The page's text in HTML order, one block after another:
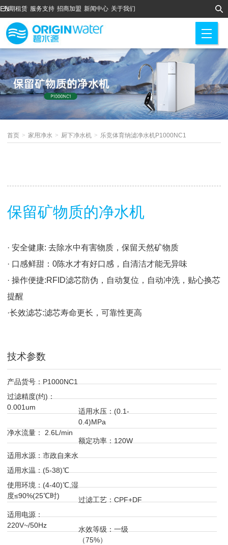
EN
分期租赁 服务支持 招商加盟 新闻中心 关于我们
首页 > 家用净水 > 厨下净水机 > 乐竞体育纳滤净水机P1000NC1
保留矿物质的净水机
· 安全健康: 去除水中有害物质，保留天然矿物质
· 口感鲜甜：0陈水才有好口感，自清洁才能无异味
· 操作便捷:RFID滤芯防伪，自动复位，自动冲洗，贴心换芯
提醒
·长效滤芯:滤芯寿命更长，可靠性更高
技术参数
产品货号：P1000NC1
过滤精度(约)：
0.001um
适用水压：(0.1-
0.4)MPa
净水流量： 2.6L/min
额定功率：120W
适用水源：市政自来水
适用水温：(5-38)℃
使用环境：(4-40)℃,湿
度≤90%(25℃时)
过滤工艺：CPF+DF
适用电源：
220V~/50Hz
水效等级：一级
（75%）